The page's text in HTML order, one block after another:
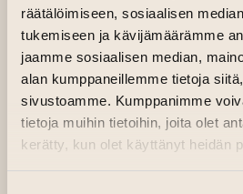
räätälöimiseen, sosiaalisen
tukemiseen ja kävijämäärämme
jaamme sosiaalisen median,
alan kumppaneillemme tietoja
sivustoamme. Kumppanimme
tietoja muihin tietoihin, joita olet
kerätty, kun olet käyttänyt heidän
Aloita lähtölaskenta jouluun